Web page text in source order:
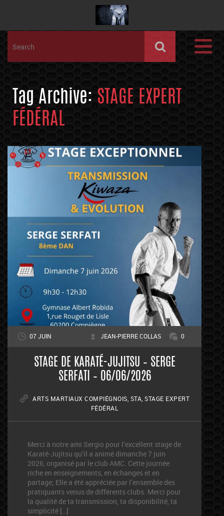
Tag Archive: STAGE EXPERT
FÉDÉRAL
07 JUIN JEAN-PIERRE COLLAS 0
STAGE DE KARATÉ-JUJITSU – SERGE
SERFATI – 06/06/2026
ARTS MARTIAUX COMPIÉGNOIS STA STAGE EXPERT
FÉDÉRAL
Merci à notre ami Sergio pour l’excellent stage de
Karaté-Jujitsu qu’il a animé dimanche 7 juin
2026, organisé par le club AMC. Cette journée
riche en enseignements, en échanges et en
partage; Elle a été appréciée par l’ensemble des
pratiquants venus de différents clubs. Merci pour
la qualité de ta transmission, ta disponibilité, ta
simplicité […]